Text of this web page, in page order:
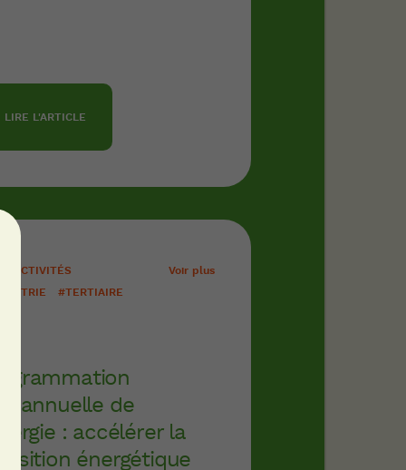
LIRE L'ARTICLE
#TERTIAIRE
Voir plus
de
: accélérer la
énergétique